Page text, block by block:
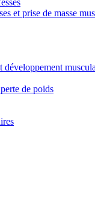
et prise de masse
développement
de poids